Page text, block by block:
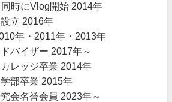
時にVlog開始 2014年
立 2016年
年・2011年・2013年
バイザー 2017年～
レッジ卒業 2014年
部卒業 2015年
会名誉会員 2023年～